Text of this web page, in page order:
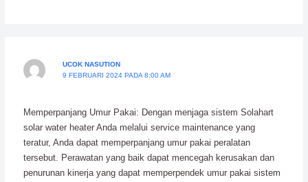
UCOK NASUTION
9 FEBRUARI 2024 PADA 8:00 AM
Memperpanjang Umur Pakai: Dengan menjaga sistem Solahart
solar water heater Anda melalui service maintenance yang
teratur, Anda dapat memperpanjang umur pakai peralatan
tersebut. Perawatan yang baik dapat mencegah kerusakan dan
penurunan kinerja yang dapat memperpendek umur pakai sistem